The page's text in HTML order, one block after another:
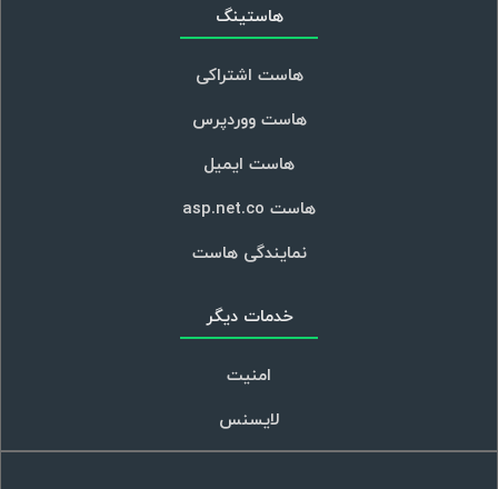
هاستینگ
هاست اشتراکی
هاست ووردپرس
هاست ایمیل
هاست asp.net.co
نمایندگی هاست
خدمات دیگر
امنیت
لایسنس